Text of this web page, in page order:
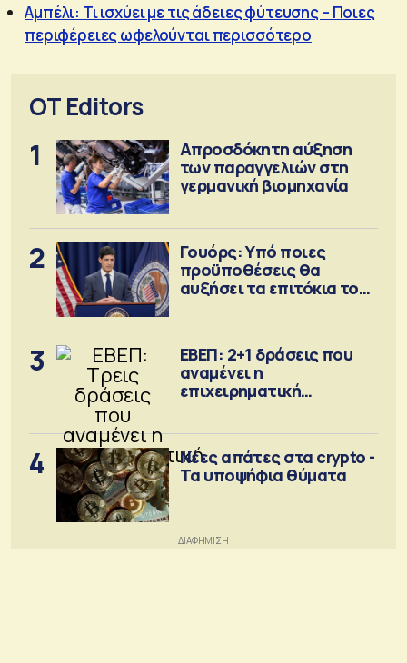
Αμπέλι: Τι ισχύει με τις άδειες φύτευσης – Ποιες
περιφέρειες ωφελούνται περισσότερο
OT Editors
1
Απροσδόκητη αύξηση
των παραγγελιών στη
γερμανική βιομηχανία
2
Γουόρς: Υπό ποιες
προϋποθέσεις θα
αυξήσει τα επιτόκια τον
3
ΕΒΕΠ: 2+1 δράσεις που
αναμένει η
επιχειρηματική
4
Νέες απάτες στα crypto -
Τα υποψήφια θύματα